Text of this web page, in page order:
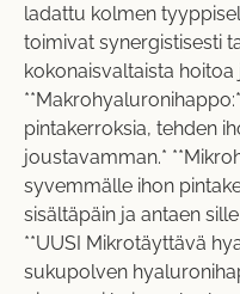
ladattu kolmen
toimivat synergistisesti
kokonaisvaltaista hoitoa
pintakerroksia, tehden
joustavamman.*
syvemmälle ihon
sisältäpäin ja antaen
**UUSI Mikrotäyttävä
sukupolven